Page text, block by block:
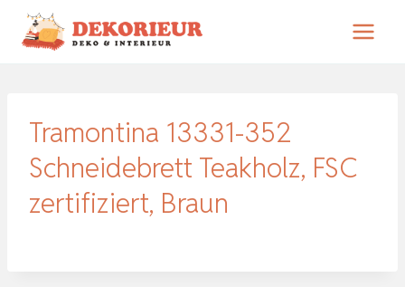
Zum
Inhalt
Tramontina 13331-352
Schneidebrett Teakholz, FSC
zertifiziert, Braun